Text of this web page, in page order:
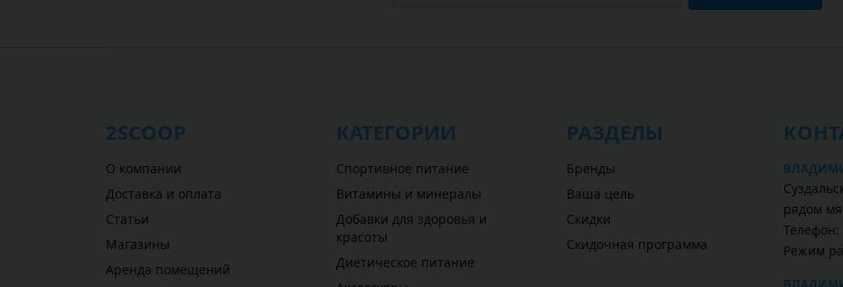
2SCOOP
О компании
Доставка и оплата
Статьи
Магазины
Аренда помещений
КАТЕГОРИИ
Спортивное питание
Витамины и минералы
Добавки для здоровья и
красоты
Диетическое питание
РАЗДЕЛЫ
Бренды
Ваша цель
Скидки
Скидочная программа
рядом
Телефон:
Режим